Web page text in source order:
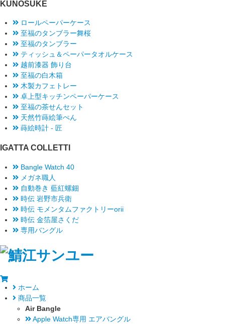
KUNOSUKE
ロールペーパーケース
至福のタンブラー舞桜
至福のタンブラー
ティッシュ＆ペーパータオルケース
越前漆器 飾り台
至福の白木箱
木製カフェトレー
卓上型キッチンペーパーケース
至福の茶せんセット
天然竹蒔絵筆ぺん
蒔絵時計 - 匠
IGATTA COLLETTI
Bangle Watch 40
メガネ職人
自動巻き 藍紅螺鈿
時伝 岩野市兵衛
時伝 モメンタムファクトリーorii
時伝 金箔屋さくだ
専用バングル
ホーム
商品一覧
Air Bangle
Apple Watch専用 エアバングル